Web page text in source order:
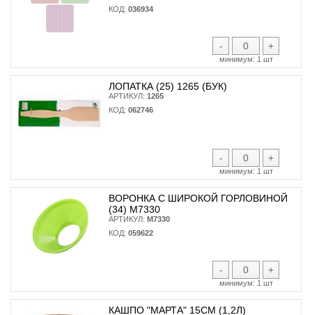
КОД: 036934
- +
минимум: 1 шт
ЛОПАТКА (25) 1265 (БУК)
АРТИКУЛ: 1265
КОД: 062746
- +
минимум: 1 шт
ВОРОНКА С ШИРОКОЙ ГОРЛОВИНОЙ
(34) М7330
АРТИКУЛ: М7330
КОД: 059622
- +
минимум: 1 шт
КАШПО "МАРТА" 15СМ (1,2Л)